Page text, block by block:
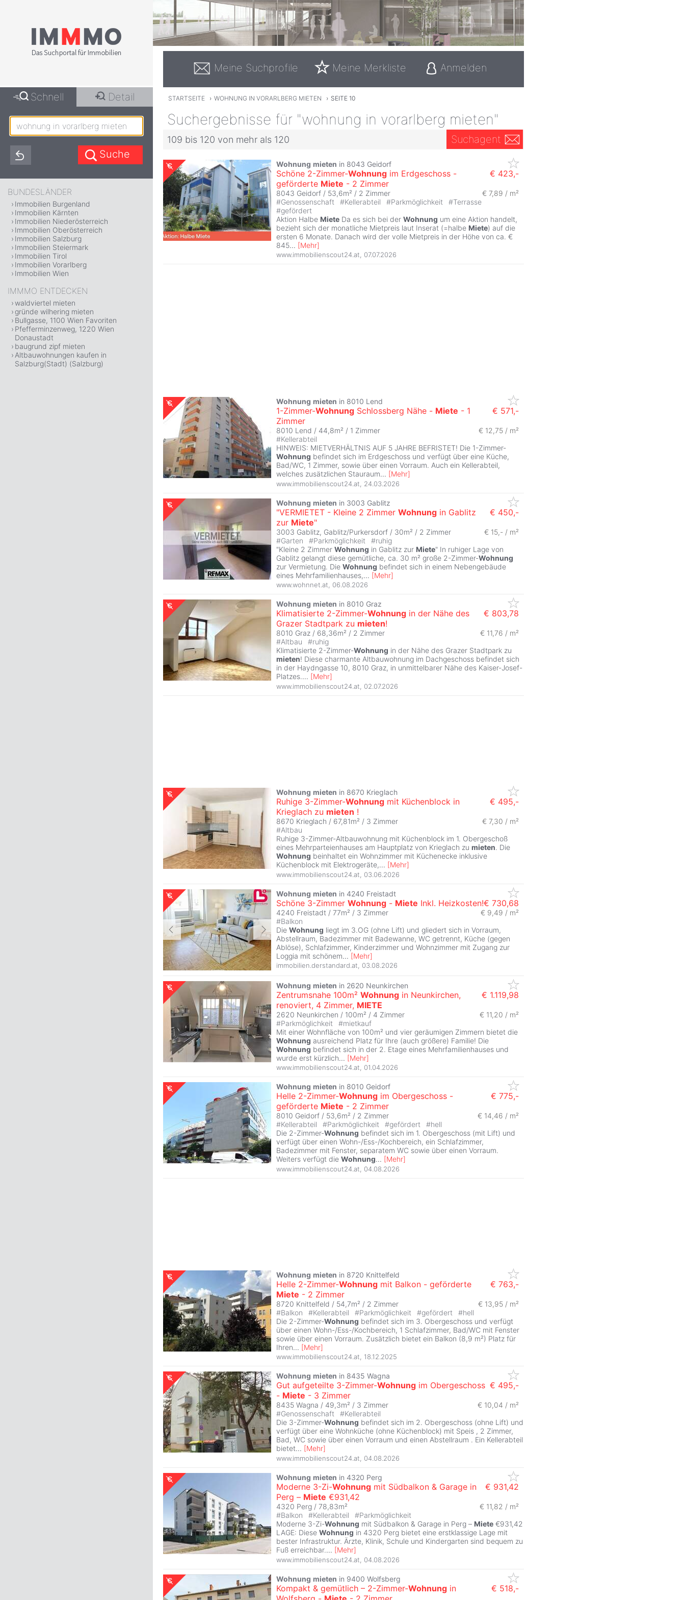
Meine Suchprofile Meine Merkliste Anmelden
STARTSEITE › WOHNUNG IN VORARLBERG MIETEN › SEITE 10
Suchergebnisse für "wohnung in vorarlberg mieten"
109 bis 120 von mehr als 120 Suchagent
Wohnung mieten in 8043 Geidorf
Schöne 2-Zimmer-Wohnung im Erdgeschoss -
geförderte Miete - 2 Zimmer
€ 423,-
8043 Geidorf / 53,6m² / 2 Zimmer
€ 7,89 / m²
#Genossenschaft #Kellerabteil #Parkmöglichkeit #Terrasse
#gefördert
Aktion Halbe Miete Da es sich bei der Wohnung um eine Aktion handelt,
bezieht sich der monatliche Mietpreis laut Inserat (=halbe Miete) auf die
ersten 6 Monate. Danach wird der volle Mietpreis in der Höhe von ca. €
845... [Mehr]
www.immobilienscout24.at 07.07.2026
Wohnung mieten in 8010 Lend
1-Zimmer-Wohnung Schlossberg Nähe - Miete - 1
Zimmer
€ 571,-
8010 Lend / 44,8m² / 1 Zimmer
€ 12,75 / m²
#Kellerabteil
HINWEIS: MIETVERHÄLTNIS AUF 5 JAHRE BEFRISTET! Die 1-Zimmer-
Wohnung befindet sich im Erdgeschoss und verfügt über eine Küche,
Bad/WC, 1 Zimmer, sowie über einen Vorraum. Auch ein Kellerabteil,
welches zusätzlichen Stauraum... [Mehr]
www.immobilienscout24.at 24.03.2026
Wohnung mieten in 3003 Gablitz
"VERMIETET - Kleine 2 Zimmer Wohnung in Gablitz
zur Miete"
€ 450,-
3003 Gablitz, Gablitz/Purkersdorf / 30m² / 2 Zimmer
€ 15,- / m²
#Garten #Parkmöglichkeit #ruhig
"Kleine 2 Zimmer Wohnung in Gablitz zur Miete" In ruhiger Lage von
Gablitz gelangt diese gemütliche, ca. 30 m² große 2-Zimmer-Wohnung
zur Vermietung. Die Wohnung befindet sich in einem Nebengebäude
eines Mehrfamilienhauses,... [Mehr]
www.wohnnet.at, 06.08.2026
Wohnung mieten in 8010 Graz
Klimatisierte 2-Zimmer-Wohnung in der Nähe des
Grazer Stadtpark zu mieten!
€ 803,78
8010 Graz / 68,36m² / 2 Zimmer
€ 11,76 / m²
#Altbau #ruhig
Klimatisierte 2-Zimmer-Wohnung in der Nähe des Grazer Stadtpark zu
mieten! Diese charmante Altbauwohnung im Dachgeschoss befindet sich
in der Haydngasse 10, 8010 Graz, in unmittelbarer Nähe des Kaiser-Josef-
Platzes.... [Mehr]
www.immobilienscout24.at 02.07.2026
Wohnung mieten in 8670 Krieglach
Ruhige 3-Zimmer-Wohnung mit Küchenblock in
Krieglach zu mieten !
€ 495,-
8670 Krieglach / 67,81m² / 3 Zimmer
€ 7,30 / m²
#Altbau
Ruhige 3-Zimmer-Altbauwohnung mit Küchenblock im 1. Obergeschoß
eines Mehrparteienhauses am Hauptplatz von Krieglach zu mieten. Die
Wohnung beinhaltet ein Wohnzimmer mit Küchenecke inklusive
Küchenblock mit Elektrogeräte,... [Mehr]
www.immobilienscout24.at 03.06.2026
Wohnung mieten in 4240 Freistadt
Schöne 3-Zimmer Wohnung - Miete Inkl. Heizkosten!€ 730,68
4240 Freistadt / 77m² / 3 Zimmer € 9,49 / m²
#Balkon
Die Wohnung liegt im 3.OG (ohne Lift) und gliedert sich in Vorraum,
Abstellraum, Badezimmer mit Badewanne, WC getrennt, Küche (gegen
Ablöse), Schlafzimmer, Kinderzimmer und Wohnzimmer mit Zugang zur
Loggia mit schönem... [Mehr]
immobilien.derstandard.at 03.08.2026
Wohnung mieten in 2620 Neunkirchen
Zentrumsnahe 100m² Wohnung in Neunkirchen,
renoviert, 4 Zimmer, MIETE
€ 1.119,98
2620 Neunkirchen / 100m² / 4 Zimmer
€ 11,20 / m²
#Parkmöglichkeit #mietkauf
Mit einer Wohnfläche von 100m² und vier geräumigen Zimmern bietet die
Wohnung ausreichend Platz für Ihre (auch größere) Familie! Die
Wohnung befindet sich in der 2. Etage eines Mehrfamilienhauses und
wurde erst kürzlich... [Mehr]
www.immobilienscout24.at 01.04.2026
Wohnung mieten in 8010 Geidorf
Helle 2-Zimmer-Wohnung im Obergeschoss -
geförderte Miete - 2 Zimmer
€ 775,-
8010 Geidorf / 53,6m² / 2 Zimmer
€ 14,46 / m²
#Kellerabteil #Parkmöglichkeit #gefördert #hell
Die 2-Zimmer-Wohnung befindet sich im 1. Obergeschoss (mit Lift) und
verfügt über einen Wohn-/Ess-/Kochbereich, ein Schlafzimmer,
Badezimmer mit Fenster, separatem WC sowie über einen Vorraum.
Weiters verfügt die Wohnung... [Mehr]
www.immobilienscout24.at 04.08.2026
Wohnung mieten in 8720 Knittelfeld
Helle 2-Zimmer-Wohnung mit Balkon - geförderte
Miete - 2 Zimmer
€ 763,-
8720 Knittelfeld / 54,7m² / 2 Zimmer
€ 13,95 / m²
#Balkon #Kellerabteil #Parkmöglichkeit #gefördert #hell
Die 2-Zimmer-Wohnung befindet sich im 3. Obergeschoss und verfügt
über einen Wohn-/Ess-/Kochbereich, 1 Schlafzimmer, Bad/WC mit Fenster
sowie über einen Vorraum. Zusätzlich bietet ein Balkon (8,9 m²) Platz für
Ihren... [Mehr]
www.immobilienscout24.at, 18.12.2025
Wohnung mieten in 8435 Wagna
Gut aufgeteilte 3-Zimmer-Wohnung im Obergeschoss
- Miete - 3 Zimmer
€ 495,-
8435 Wagna / 49,3m² / 3 Zimmer
€ 10,04 / m²
#Genossenschaft #Kellerabteil
Die 3-Zimmer-Wohnung befindet sich im 2. Obergeschoss (ohne Lift) und
verfügt über eine Wohnküche (ohne Küchenblock) mit Speis , 2 Zimmer,
Bad, WC sowie über einen Vorraum und einen Abstellraum . Ein Kellerabteil
bietet... [Mehr]
www.immobilienscout24.at 04.08.2026
Wohnung mieten in 4320 Perg
Moderne 3-Zi-Wohnung mit Südbalkon & Garage in
Perg – Miete €931,42
€ 931,42
4320 Perg / 78,83m²
€ 11,82 / m²
#Balkon #Kellerabteil #Parkmöglichkeit
Moderne 3-Zi-Wohnung mit Südbalkon & Garage in Perg – Miete €931,42
LAGE: Diese Wohnung in 4320 Perg bietet eine erstklassige Lage mit
bester Infrastruktur. Ärzte, Klinik, Schule und Kindergarten sind bequem zu
Fuß erreichbar.... [Mehr]
www.immobilienscout24.at 04.08.2026
Wohnung mieten in 9400 Wolfsberg
Kompakt & gemütlich – 2-Zimmer-Wohnung in
€ 518,-
Schnell Detail
BUNDESLÄNDER
Immobilien Burgenland
Immobilien Kärnten
Immobilien Niederösterreich
Immobilien Oberösterreich
Immobilien Salzburg
Immobilien Steiermark
Immobilien Tirol
Immobilien Vorarlberg
Immobilien Wien
IMMMO ENTDECKEN
waldviertel mieten
gründe wilhering mieten
Bullgasse, 1100 Wien Favoriten
Pfefferminzenweg, 1220 Wien
Donaustadt
baugrund zipf mieten
Altbauwohnungen kaufen in
Salzburg(Stadt) (Salzburg)